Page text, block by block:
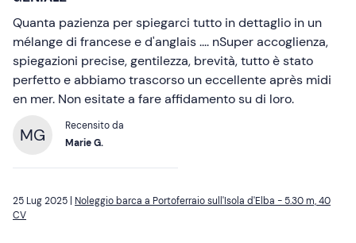
Quanta pazienza per spiegarci tutto in dettaglio in un
mélange di francese e d'anglais .... nSuper accoglienza,
spiegazioni precise, gentilezza, brevità, tutto è stato
perfetto e abbiamo trascorso un eccellente après midi
en mer. Non esitate a fare affidamento su di loro.
MG
Recensito da
Marie G.
25 Lug 2025 | Noleggio barca a Portoferraio sull'Isola d'Elba - 5.30 m, 40
CV